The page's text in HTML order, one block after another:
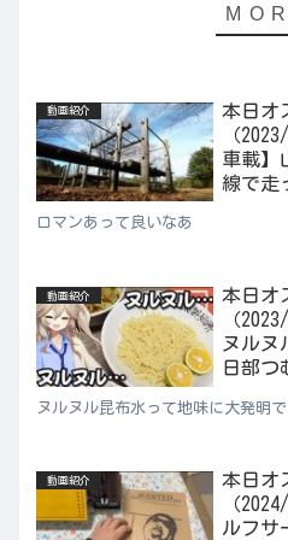
動画紹介
本日オ
（
車載】
線で走
ロマンあって良いなあ
動画紹介
本日オ
（
ヌルヌ
日部つ
ヌルヌル昆布水って地味に大発明
動画紹介
本日オ
（
ルフサ